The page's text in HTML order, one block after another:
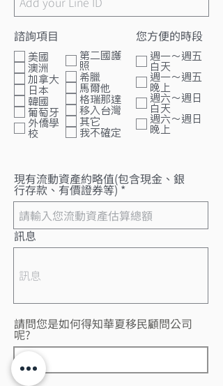
諮詢項目
美國
澳洲
加拿大
日本
韓國
葡萄牙
外僑學
校
第二國護
照
希臘
馬爾他
格瑞那達
移入台灣
其它
我不確定
您方便的時段
週一～週五
白天
週一～週五
晚上
週六～週日
白天
週六～週日
晚上
現有流動資產約略值(包含現金、銀
行存款、有價證券等)
訊息
請問您是如何得知華夏移民顧問公司
呢?